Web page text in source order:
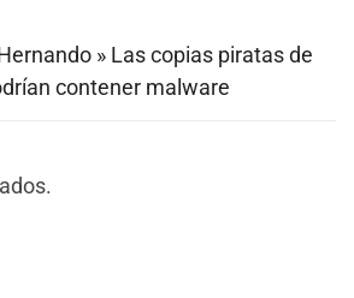
» Las copias piratas de
contener malware